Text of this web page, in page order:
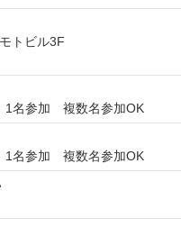
トビル3F
1名参加 複数名参加OK
1名参加 複数名参加OK